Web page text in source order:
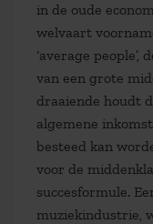
in de oude
welvaart
‘average
van een grote
draaiende houdt
algemene
besteed kan
voor de
succesformule.
muziekindustrie,